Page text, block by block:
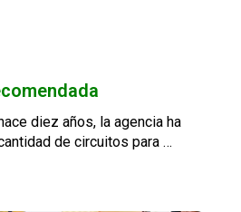
diez años, la agencia ha
de circuitos para …